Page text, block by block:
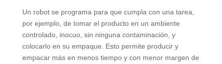
Un robot se programa para que cumpla con una tarea,
por ejemplo, de tomar el producto en un ambiente
controlado, inocuo, sin ninguna contaminación, y
colocarlo en su empaque. Esto permite producir y
empacar más en menos tiempo y con menor margen de